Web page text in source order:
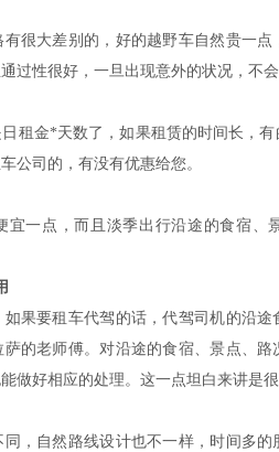
很大差别的，好的越野车自然贵一点
过性很好，一旦出现意外的状况，不
租金*天数了，如果租赁的时间长，有
公司的，有没有优惠给您。
宜一点，而且淡季出行沿途的食宿、
果要租车代驾的话，代驾司机的沿
的老师傅。对沿途的食宿、景点、
做好相应的处理。这一点坦白来讲是很
，自然路线设计也不一样，时间多